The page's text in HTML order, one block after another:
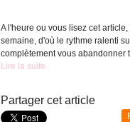
A l'heure ou vous lisez cet
semaine, d'où le rythme ralenti
complètement vous abandonner
Lire la suite
Partager cet article